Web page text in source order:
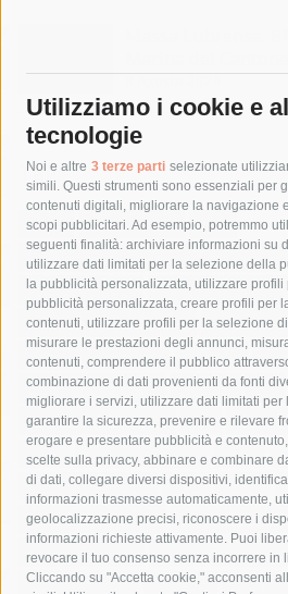
Utilizziamo i cookie e
tecnologie
Noi e altre 3 terze parti selezionate
simili. Questi strumenti sono essenziali per
contenuti digitali, migliorare la navigazione
scopi pubblicitari. Ad esempio, potremmo
seguenti finalità: archiviare informazioni su
utilizzare dati limitati per la selezione della
la pubblicità personalizzata, utilizzare profili
pubblicità personalizzata, creare profili per
contenuti, utilizzare profili per la selezione
misurare le prestazioni degli annunci,
contenuti, comprendere il pubblico
combinazione di dati provenienti da fonti
migliorare i servizi, utilizzare dati limitati per
garantire la sicurezza, prevenire e rilevare
erogare e presentare pubblicità e
scelte sulla privacy, abbinare e combinare
di dati, collegare diversi dispositivi,
informazioni trasmesse automaticamente,
geolocalizzazione precisi, riconoscere i
informazioni richieste attivamente. Puoi
revocare il tuo consenso senza incorrere in
Cliccando su "Accetta cookie," acconsenti
Massa Lubrense.
Tag
acqua allerta meteo
anas
area marina protetta di punta
Asl Napoli 3 sud
capitaneria di porto
castellammare di stabia
comune di sorrento
concerto
costiera amalfitana
covid-19 eav
fondazione sorrento
gori
lavori
lorenzo balducelli mare
massimo coppola
Meta napoli
penisola sorrentina
piano di
protezione civile
Regione Campania
sindaco cuomo
sorrento studenti